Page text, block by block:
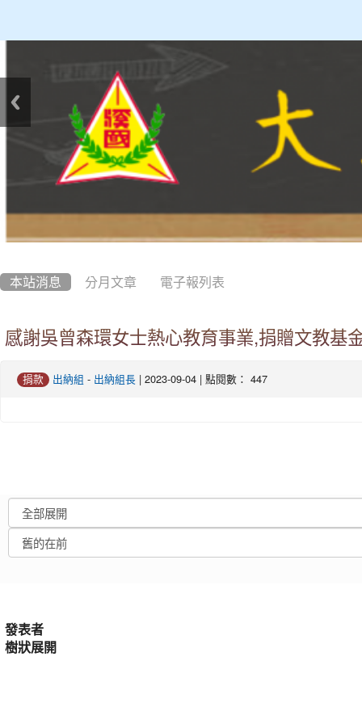
本站消息 分月文章 電子報列表
感謝吳曾森環女士熱心教育事業,捐贈文教基
捐款 出納組 - 出納組長 | 2023-09-04 | 點閱數： 447
發表者
樹狀展開